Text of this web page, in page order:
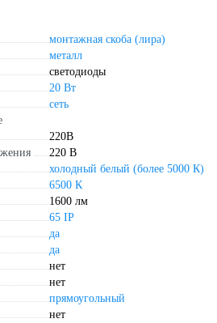
монтажная скоба (лира)
металл
светодиоды
20 Вт
сеть
220В
220 В
холодный белый (более 5000 К)
6500 К
1600 лм
65 IP
да
да
нет
нет
прямоугольный
нет